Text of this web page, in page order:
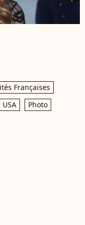
Françaises
USA
Photo